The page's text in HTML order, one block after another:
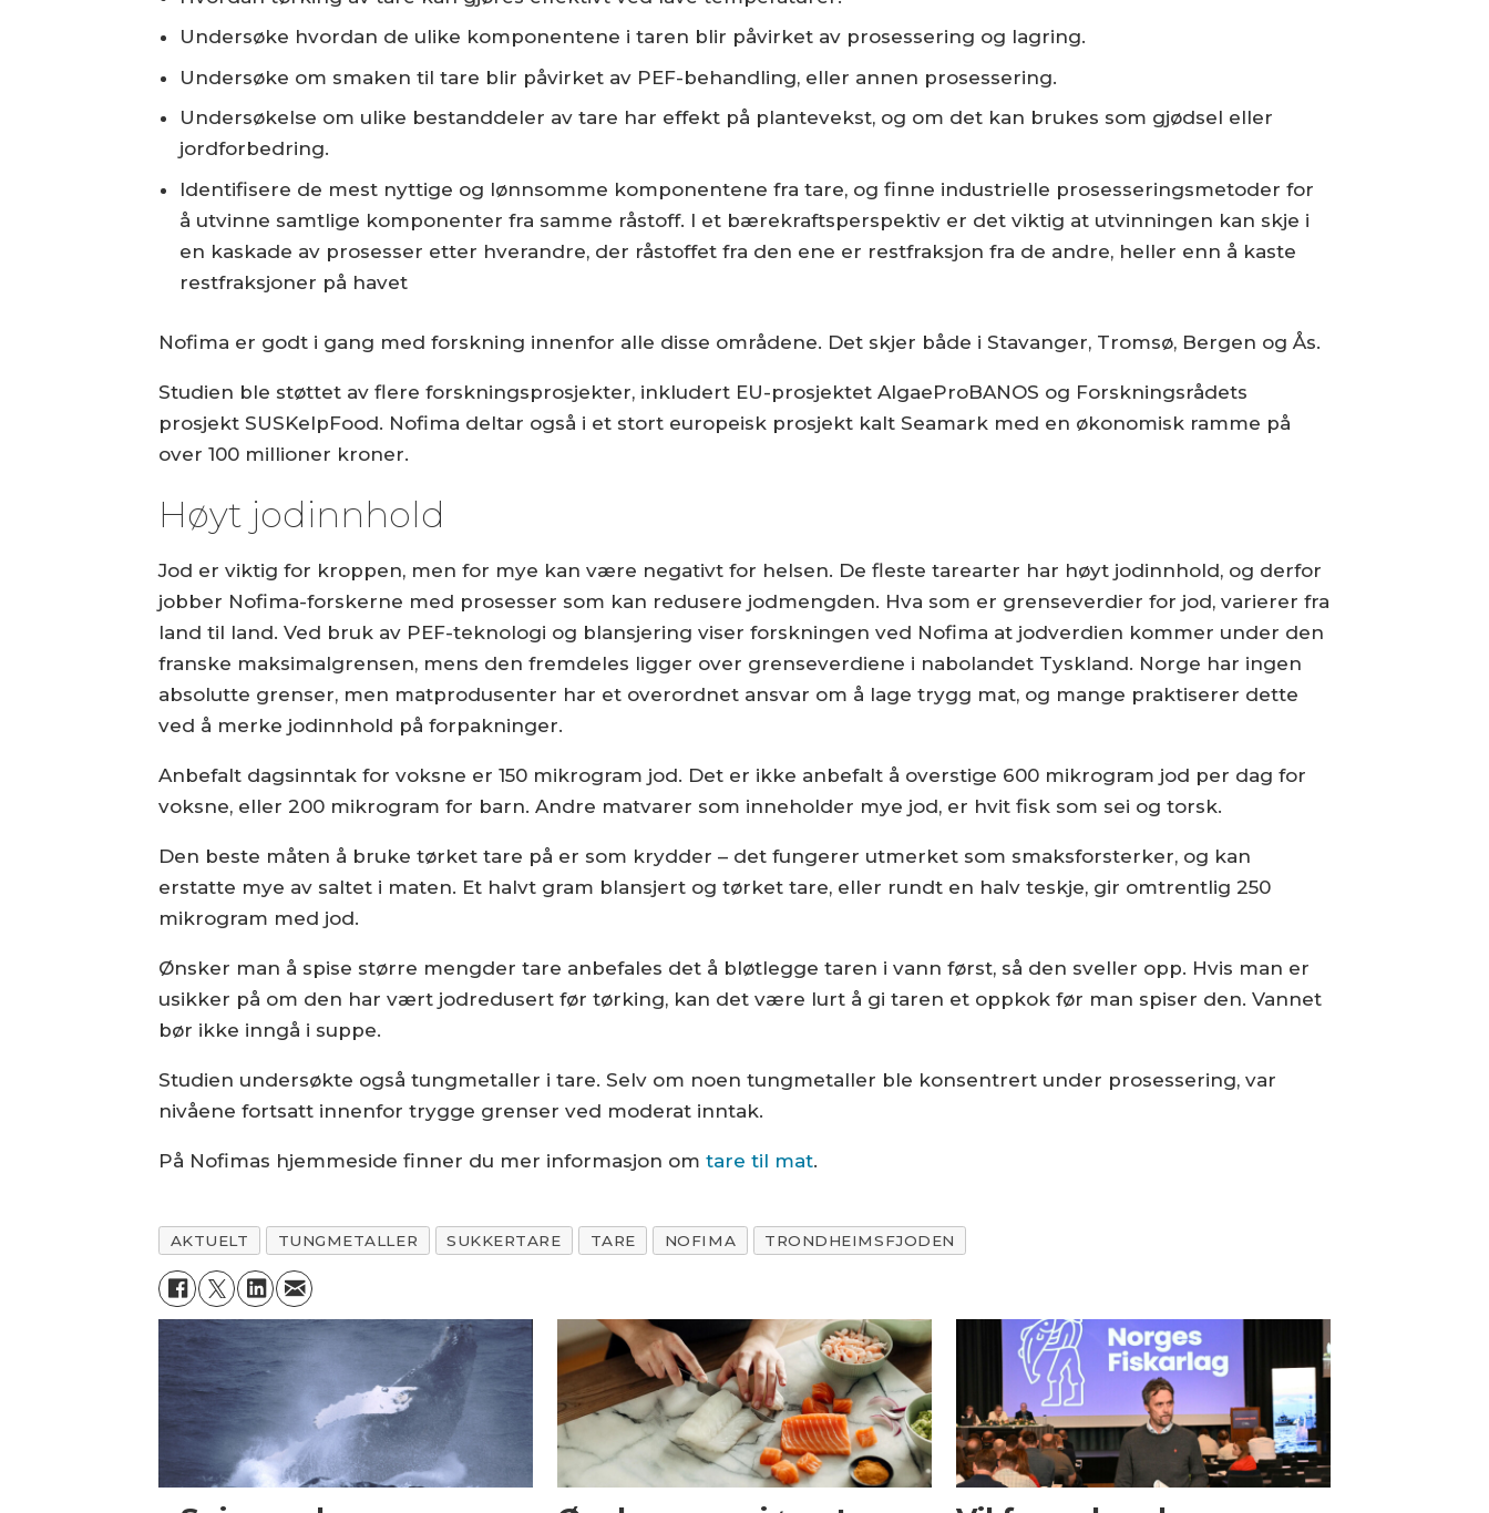
Undersøke hvordan de ulike komponentene i taren blir påvirket av prosessering og lagring.
Undersøke om smaken til tare blir påvirket av PEF-behandling, eller annen prosessering.
Undersøkelse om ulike bestanddeler av tare har effekt på plantevekst, og om det kan brukes som gjødsel eller
jordforbedring.
Identifisere de mest nyttige og lønnsomme komponentene fra tare, og finne industrielle prosesseringsmetoder for
å utvinne samtlige komponenter fra samme råstoff. I et bærekraftsperspektiv er det viktig at utvinningen kan skje i
en kaskade av prosesser etter hverandre, der råstoffet fra den ene er restfraksjon fra de andre, heller enn å kaste
restfraksjoner på havet
Nofima er godt i gang med forskning innenfor alle disse områdene. Det skjer både i Stavanger, Tromsø, Bergen og Ås.
Studien ble støttet av flere forskningsprosjekter, inkludert EU-prosjektet AlgaeProBANOS og Forskningsrådets
prosjekt SUSKelpFood. Nofima deltar også i et stort europeisk prosjekt kalt Seamark med en økonomisk ramme på
over 100 millioner kroner.
Høyt jodinnhold
Jod er viktig for kroppen, men for mye kan være negativt for helsen. De fleste tarearter har høyt jodinnhold, og derfor
jobber Nofima-forskerne med prosesser som kan redusere jodmengden. Hva som er grenseverdier for jod, varierer fra
land til land. Ved bruk av PEF-teknologi og blansjering viser forskningen ved Nofima at jodverdien kommer under den
franske maksimalgrensen, mens den fremdeles ligger over grenseverdiene i nabolandet Tyskland. Norge har ingen
absolutte grenser, men matprodusenter har et overordnet ansvar om å lage trygg mat, og mange praktiserer dette
ved å merke jodinnhold på forpakninger.
Anbefalt dagsinntak for voksne er 150 mikrogram jod. Det er ikke anbefalt å overstige 600 mikrogram jod per dag for
voksne, eller 200 mikrogram for barn. Andre matvarer som inneholder mye jod, er hvit fisk som sei og torsk.
Den beste måten å bruke tørket tare på er som krydder – det fungerer utmerket som smaksforsterker, og kan
erstatte mye av saltet i maten. Et halvt gram blansjert og tørket tare, eller rundt en halv teskje, gir omtrentlig 250
mikrogram med jod.
Ønsker man å spise større mengder tare anbefales det å bløtlegge taren i vann først, så den sveller opp. Hvis man er
usikker på om den har vært jodredusert før tørking, kan det være lurt å gi taren et oppkok før man spiser den. Vannet
bør ikke inngå i suppe.
Studien undersøkte også tungmetaller i tare. Selv om noen tungmetaller ble konsentrert under prosessering, var
nivåene fortsatt innenfor trygge grenser ved moderat inntak.
På Nofimas hjemmeside finner du mer informasjon omtare til mat.
AKTUELT TUNGMETALLER SUKKERTARE TARE NOFIMA TRONDHEIMSFJODEN